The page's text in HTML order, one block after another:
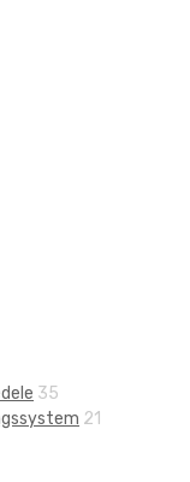
35
21